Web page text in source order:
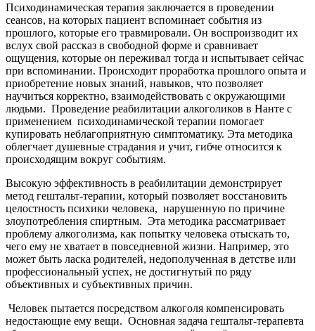
Психодинамическая терапия заключается в проведении
сеансов, на которых пациент вспоминает события из
прошлого, которые его травмировали. Он воспроизводит их
вслух свой рассказ в свободной форме и сравнивает
ощущения, которые он переживал тогда и испытывает сейчас
при вспоминании. Происходит проработка прошлого опыта и
приобретение новых знаний, навыков, что позволяет
научиться корректно, взаимодействовать с окружающими
людьми. Проведение реабилитации алкоголиков в Нанте с
применением психодинамической терапии помогает
купировать неблагоприятную симптоматику. Эта методика
облегчает душевные страдания и учит, гибче относится к
происходящим вокруг событиям.
Высокую эффективность в реабилитации демонстрирует
метод гештальт-терапии, который позволяет восстановить
целостность психики человека, нарушенную по причине
злоупотребления спиртным. Эта методика рассматривает
проблему алкоголизма, как попытку человека отыскать то,
чего ему не хватает в повседневной жизни. Например, это
может быть ласка родителей, недополученная в детстве или
профессиональный успех, не достигнутый по ряду
объективных и субъективных причин.
Человек пытается посредством алкоголя компенсировать
недостающие ему вещи. Основная задача гештальт-терапевта